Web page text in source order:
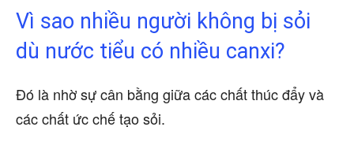
Vì sao nhiều người không bị sỏi
dù nước tiểu có nhiều canxi?
Đó là nhờ sự cân bằng giữa các chất thúc đẩy và
các chất ức chế tạo sỏi.